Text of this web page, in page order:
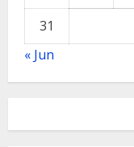
31
« Jun